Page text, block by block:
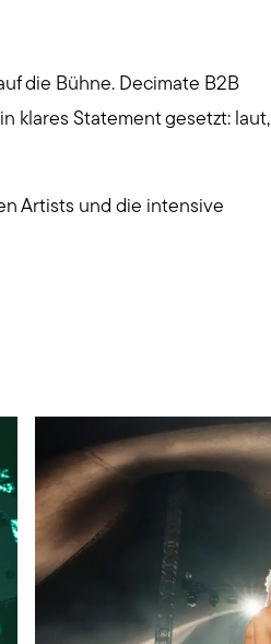
die Bühne. Decimate B2B
klares Statement gesetzt: laut,
Artists und die intensive